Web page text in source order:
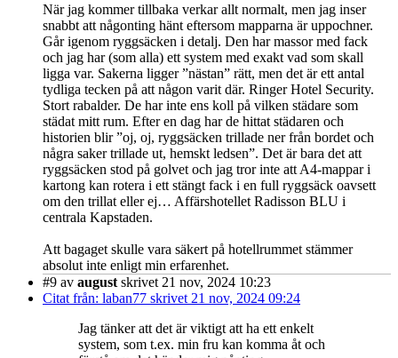
När jag kommer tillbaka verkar allt normalt, men jag inser
snabbt att någonting hänt eftersom mapparna är uppochner.
Går igenom ryggsäcken i detalj. Den har massor med fack
och jag har (som alla) ett system med exakt vad som skall
ligga var. Sakerna ligger ”nästan” rätt, men det är ett antal
tydliga tecken på att någon varit där. Ringer Hotel Security.
Stort rabalder. De har inte ens koll på vilken städare som
städat mitt rum. Efter en dag har de hittat städaren och
historien blir ”oj, oj, ryggsäcken trillade ner från bordet och
några saker trillade ut, hemskt ledsen”. Det är bara det att
ryggsäcken stod på golvet och jag tror inte att A4-mappar i
kartong kan rotera i ett stängt fack i en full ryggsäck oavsett
om den trillat eller ej… Affärshotellet Radisson BLU i
centrala Kapstaden.
Att bagaget skulle vara säkert på hotellrummet stämmer
absolut inte enligt min erfarenhet.
#9 av august skrivet 21 nov, 2024 10:23
Citat från: laban77 skrivet 21 nov, 2024 09:24
Jag tänker att det är viktigt att ha ett enkelt
system, som t.ex. min fru kan komma åt och